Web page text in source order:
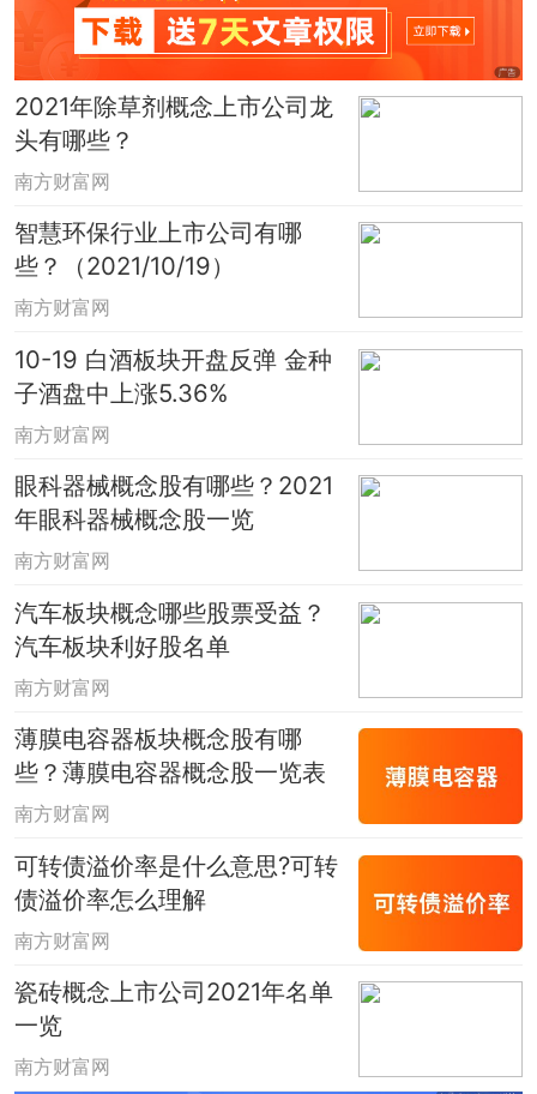
2021年除草剂概念上市公司龙
头有哪些？
南方财富网
智慧环保行业上市公司有哪
些？（2021/10/19）
南方财富网
10-19 白酒板块开盘反弹 金种
子酒盘中上涨5.36%
南方财富网
眼科器械概念股有哪些？2021
年眼科器械概念股一览
南方财富网
汽车板块概念哪些股票受益？
汽车板块利好股名单
南方财富网
薄膜电容器板块概念股有哪
些？薄膜电容器概念股一览表
南方财富网
可转债溢价率是什么意思?可转
债溢价率怎么理解
南方财富网
瓷砖概念上市公司2021年名单
一览
南方财富网